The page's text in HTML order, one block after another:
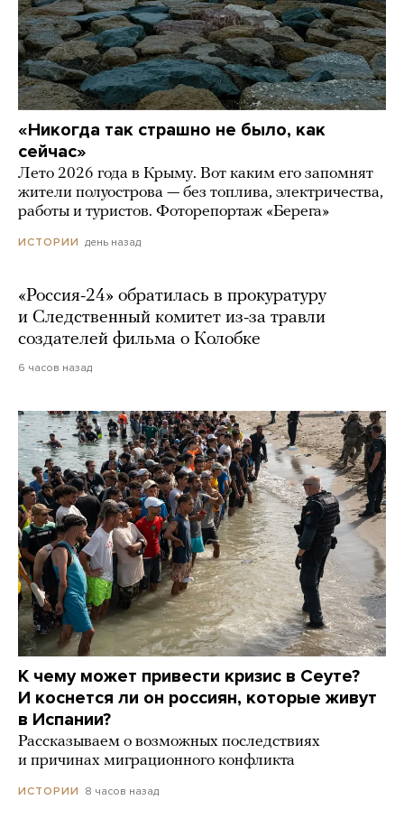
«Никогда так страшно не было, как
сейчас»
Лето 2026 года в Крыму. Вот каким его запомнят
жители полуострова — без топлива, электричества,
работы и туристов. Фоторепортаж «Берега»
ИСТОРИИ день назад
«Россия-24» обратилась в прокуратуру
и Следственный комитет из-за травли
создателей фильма о Колобке
6 часов назад
К чему может привести кризис в Сеуте?
И коснется ли он россиян, которые живут
в Испании?
Рассказываем о возможных последствиях
и причинах миграционного конфликта
ИСТОРИИ 8 часов назад